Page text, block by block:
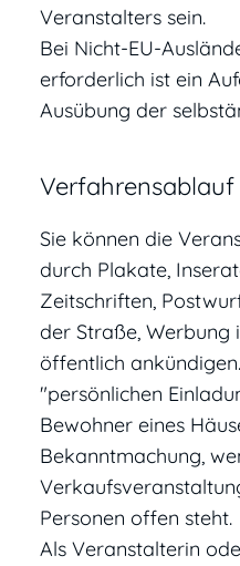
Veranstalters sein.
Bei Nicht-EU-
erforderlich ist ein
Ausübung der
Verfahrensablauf
Sie können die
durch Plakate,
Zeitschriften,
der Straße, Werbung
öffentlich
"persönlichen
Bewohner eines
Bekanntmachung,
Personen offen steht.
Als Veranstalterin